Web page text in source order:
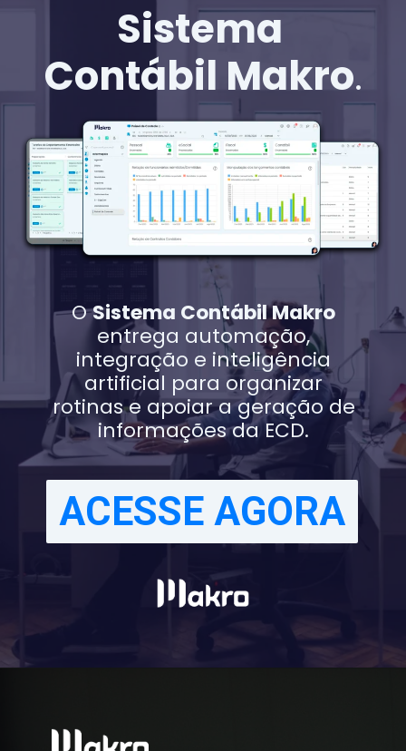
OSistema Contábil Makro
entrega automação,
integração e inteligência
artificial para organizar
rotinas e apoiar a geração de
informações da ECD.
ACESSE AGORA
ACESSE AGORA
Sistema
Contábil Makro.